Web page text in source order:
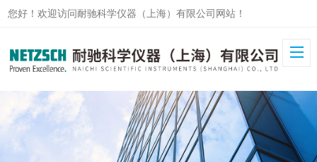
您好！欢迎访问耐驰科学仪器（上海）有限公司网站！